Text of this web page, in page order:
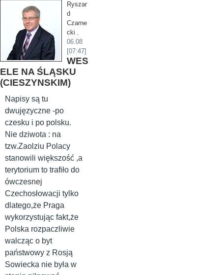
Ryszar
d
Czarne
cki ,
06.08
[07:47]
WES
ELE NA ŚLĄSKU
(CIESZYNSKIM)
Napisy są tu
dwujęzyczne -po
czesku i po polsku.
Nie dziwota : na
tzw.Zaolziu Polacy
stanowili większość ,a
terytorium to trafiło do
ówczesnej
Czechosłowacji tylko
dlatego,że Praga
wykorzystując fakt,że
Polska rozpaczliwie
walcząc o byt
państwowy z Rosją
Sowiecka nie była w